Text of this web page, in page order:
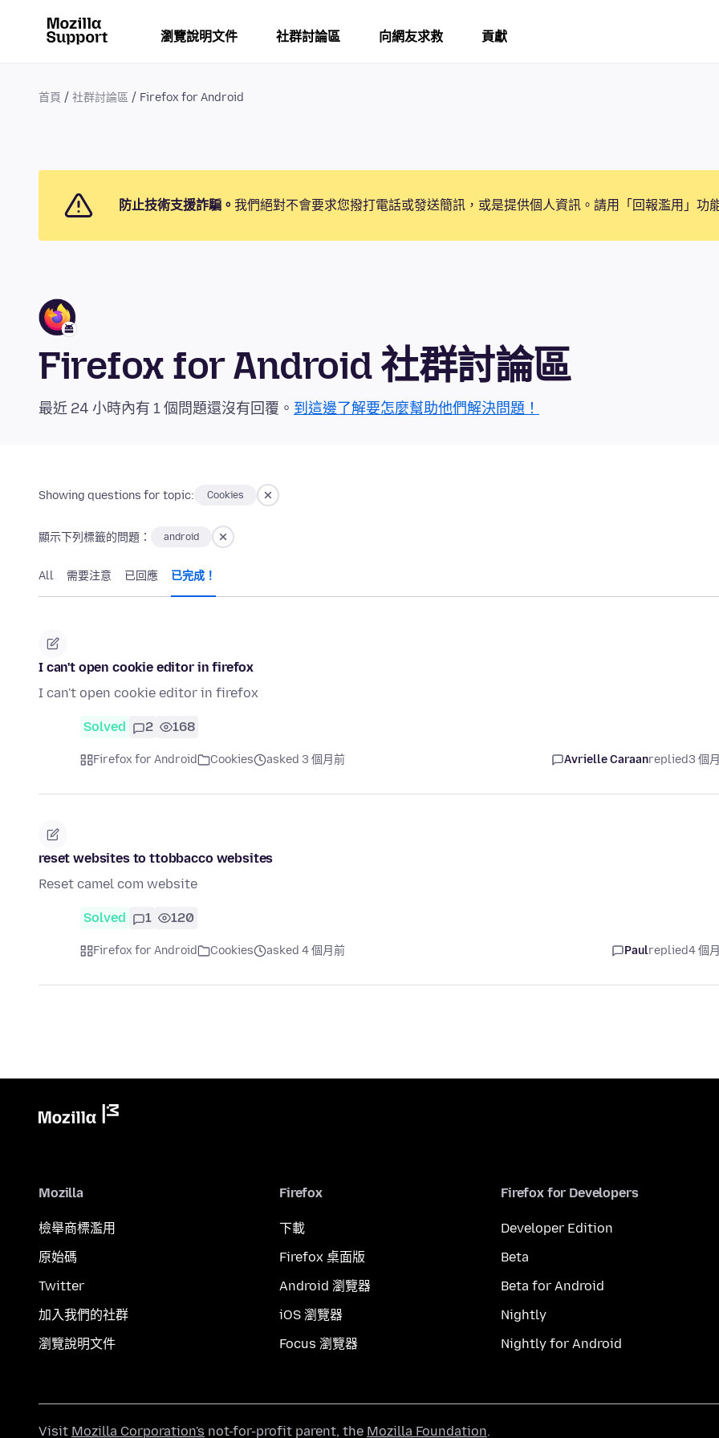
瀏覽說明文件 社群討論區 向網友求救 貢獻
首頁 社群討論區 Firefox for Android
防止技術支援詐騙。 我們絕對不會要求您撥打電話或發送簡訊，或是提供個人資訊。請用「回報濫用」功
Firefox for Android 社群討論區
最近 24 小時內有 1 個問題還沒有回覆。 到這邊了解要怎麼幫助他們解決問題！
Showing questions for topic: Cookies
顯示下列標籤的問題： android
All 需要注意 已回應 已完成！
I can't open cookie editor in firefox
I can't open cookie editor in firefox
Solved 2 168
Firefox for Android Cookies asked 3 個月前 Avrielle Caraanreplied3 個
reset websites to ttobbacco websites
Reset camel com website
Solved 1 120
Firefox for Android Cookies asked 4 個月前 Paulreplied4 個
Mozilla
檢舉商標濫用
原始碼
Twitter
加入我們的社群
瀏覽說明文件
Firefox
下載
Firefox 桌面版
Android 瀏覽器
iOS 瀏覽器
Focus 瀏覽器
Firefox for Developers
Developer Edition
Beta
Beta for Android
Nightly
Nightly for Android
Visit Mozilla Corporation's not-for-profit parent, the Mozilla Foundation.